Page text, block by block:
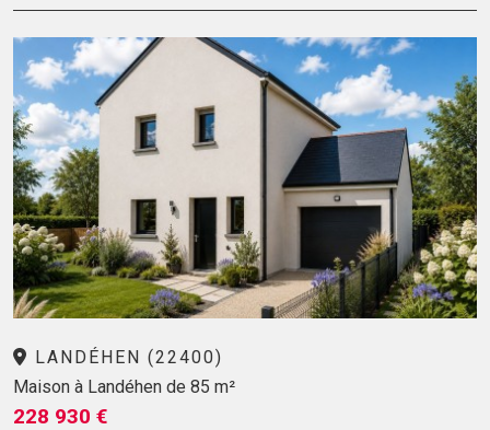
LANDÉHEN (22400)
Maison à Landéhen de 85 m²
228 930 €